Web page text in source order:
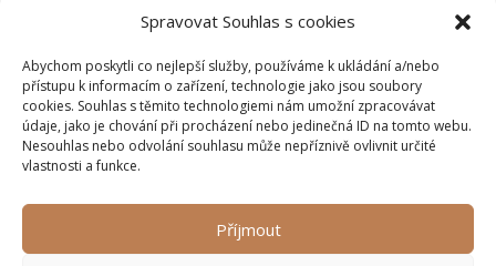
Spravovat Souhlas s cookies
Abychom poskytli co nejlepší služby, používáme k ukládání a/nebo
přístupu k informacím o zařízení, technologie jako jsou soubory
cookies. Souhlas s těmito technologiemi nám umožní zpracovávat
údaje, jako je chování při procházení nebo jedinečná ID na tomto webu.
Nesouhlas nebo odvolání souhlasu může nepříznivě ovlivnit určité
vlastnosti a funkce.
Příjmout
produkty
produktů
produktů
Klíčenky1515
produktů
Komplety55
produktů
Medailky12 12
produktů
Přívěsky12 12
produktů
Kropenky33